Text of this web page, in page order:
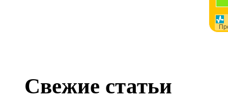
Свежие статьи